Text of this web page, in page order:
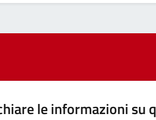
le informazioni su